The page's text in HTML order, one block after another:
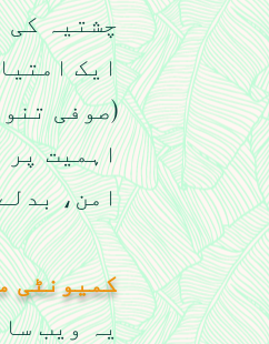
چشتیہ کی
ایک
(صوفی
اہمیت پر
امن،
کمیونٹی
یہ ویب